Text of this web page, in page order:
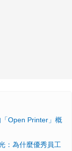
Open Printer」概
：為什麼優秀員工